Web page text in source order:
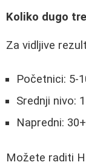
Koliko dugo
Za vidljive
Početnici: 5-
Srednji nivo:
Napredni:
Možete raditi